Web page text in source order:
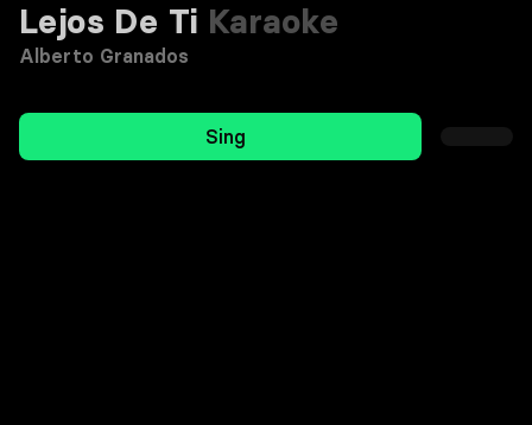
Lejos De Ti Karaoke
Alberto Granados
Sing